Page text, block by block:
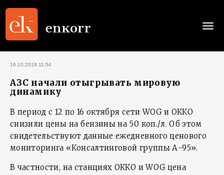
16.10.2018 11:54
АЗС начали отыгрывать мировую
динамику
В период с 12 по 16 октября сети WOG и ОККО
снизили цены на бензины на 50 коп./л. Об этом
свидетельствуют данные ежедневного ценового
мониторинга «Консалтинговой группы А-95».
В частности, на станциях ОККО и WOG цена